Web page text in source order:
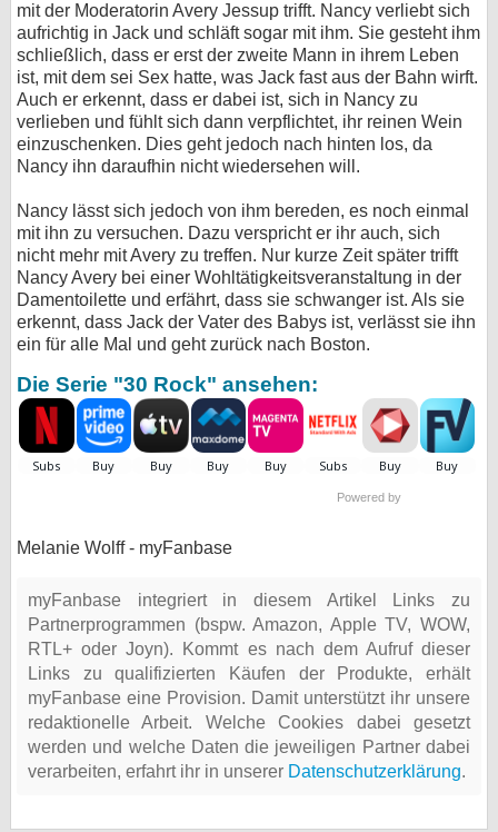
mit der Moderatorin Avery Jessup trifft. Nancy verliebt sich
aufrichtig in Jack und schläft sogar mit ihm. Sie gesteht ihm
schließlich, dass er erst der zweite Mann in ihrem Leben
ist, mit dem sei Sex hatte, was Jack fast aus der Bahn wirft.
Auch er erkennt, dass er dabei ist, sich in Nancy zu
verlieben und fühlt sich dann verpflichtet, ihr reinen Wein
einzuschenken. Dies geht jedoch nach hinten los, da
Nancy ihn daraufhin nicht wiedersehen will.
Nancy lässt sich jedoch von ihm bereden, es noch einmal
mit ihn zu versuchen. Dazu verspricht er ihr auch, sich
nicht mehr mit Avery zu treffen. Nur kurze Zeit später trifft
Nancy Avery bei einer Wohltätigkeitsveranstaltung in der
Damentoilette und erfährt, dass sie schwanger ist. Als sie
erkennt, dass Jack der Vater des Babys ist, verlässt sie ihn
ein für alle Mal und geht zurück nach Boston.
Die Serie "30 Rock" ansehen:
Powered by
Melanie Wolff - myFanbase
myFanbase integriert in diesem Artikel Links zu
Partnerprogrammen (bspw. Amazon, Apple TV, WOW,
RTL+ oder Joyn). Kommt es nach dem Aufruf dieser
Links zu qualifizierten Käufen der Produkte, erhält
myFanbase eine Provision. Damit unterstützt ihr unsere
redaktionelle Arbeit. Welche Cookies dabei gesetzt
werden und welche Daten die jeweiligen Partner dabei
verarbeiten, erfahrt ihr in unserer Datenschutzerklärung.